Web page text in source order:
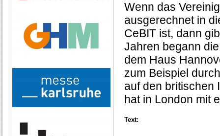
Wenn das
ausgerechnet in
CeBIT ist, dann
Jahren begann
dem Haus
zum Beispiel
auf den britischen
hat in London mit
Text: